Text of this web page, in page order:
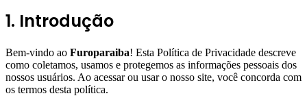
1. Introdução
Bem-vindo ao Furoparaiba! Esta Política de Privacidade descreve
como coletamos, usamos e protegemos as informações pessoais dos
nossos usuários. Ao acessar ou usar o nosso site, você concorda com
os termos desta política.